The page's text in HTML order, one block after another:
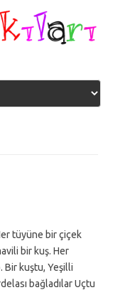
tüyüne bir çiçek
bir kuş. Her
Bir kuştu, Yeşilli
bağladılar Uçtu